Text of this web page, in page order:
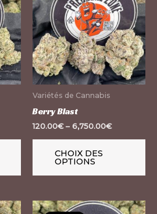
a
plusieurs
variations.
Les
options
produit
Variétés de Cannabis
Berry Blast
120.00€– 6,750.00€
CHOIX DES
OPTIONS
Ce
Ce